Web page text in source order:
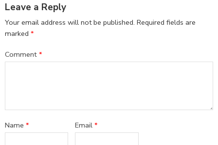
Leave a Reply
Your email address will not be published. Required fields are
marked *
Comment *
Name * Email*